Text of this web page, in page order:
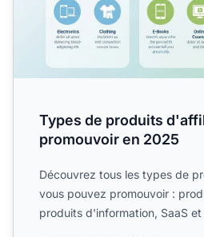
Types de produits
promouvoir en 2025
Découvrez tous les types de
vous pouvez promouvoir :
produits d'information, SaaS